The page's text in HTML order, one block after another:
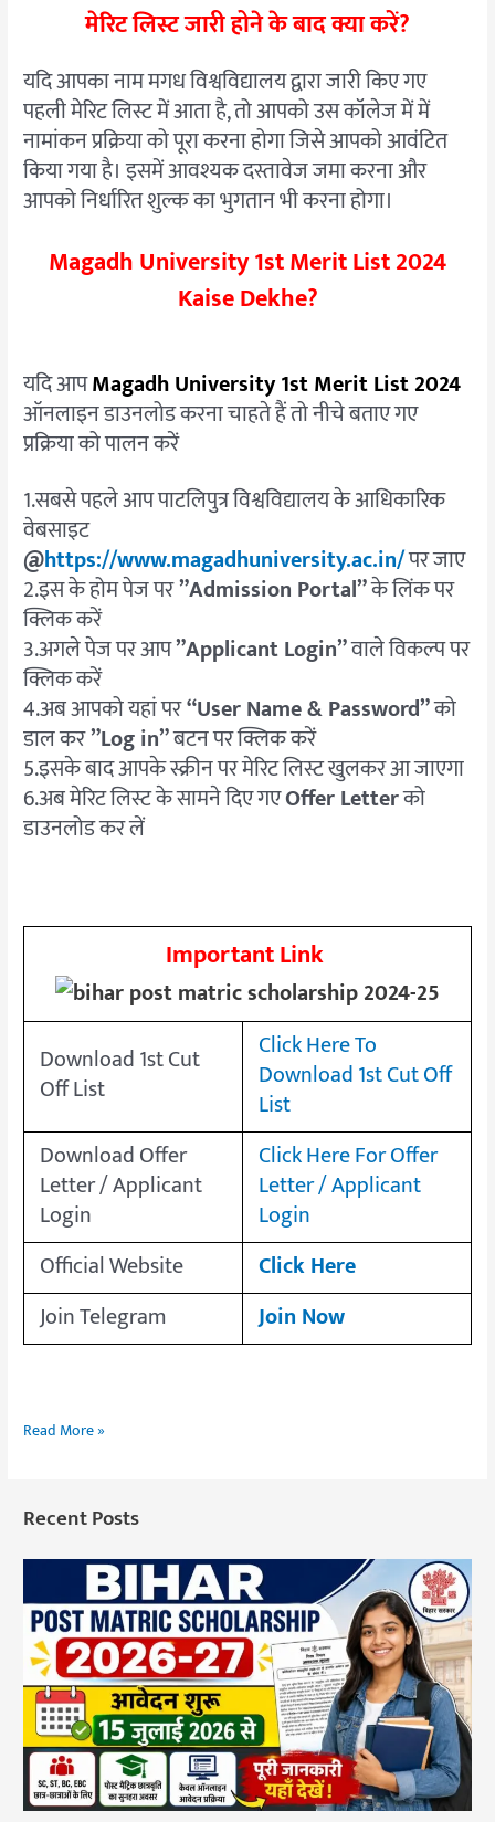
मेरिट लिस्ट जारी होने के बाद क्या करें?
यदि आपका नाम मगध विश्वविद्यालय द्वारा जारी किए गए
पहली मेरिट लिस्ट में आता है, तो आपको उस कॉलेज में में
नामांकन प्रक्रिया को पूरा करना होगा जिसे आपको आवंटित
किया गया है। इसमें आवश्यक दस्तावेज जमा करना और
आपको निर्धारित शुल्क का भुगतान भी करना होगा।
Magadh University 1st Merit List 2024
Kaise Dekhe?
यदि आपMagadh University 1st Merit List 2024
ऑनलाइन डाउनलोड करना चाहते हैं तो नीचे बताए गए
प्रक्रिया को पालन करें
1.सबसे पहले आप पाटलिपुत्र विश्वविद्यालय के आधिकारिक
वेबसाइट
@https://www.magadhuniversity.ac.in/पर जाए
2.इस के होम पेज पर”Admission Portal”के लिंक पर
क्लिक करें
3.अगले पेज पर आप”Applicant Login”वाले विकल्प पर
क्लिक करें
4.अब आपको यहां पर“User Name & Password”को
डाल कर”Log in”बटन पर क्लिक करें
5.इसके बाद आपके स्क्रीन पर मेरिट लिस्ट खुलकर आ जाएगा
6.अब मेरिट लिस्ट के सामने दिए गएOffer Letterको
डाउनलोड कर लें
Important Link
Download 1st Cut
Off List
Click Here To
Download 1st Cut Off
List
Download Offer
Letter / Applicant
Login
Click Here For Offer
Letter / Applicant
Login
Official Website
Click Here
Join Telegram
Join Now
Read More »
Recent Posts